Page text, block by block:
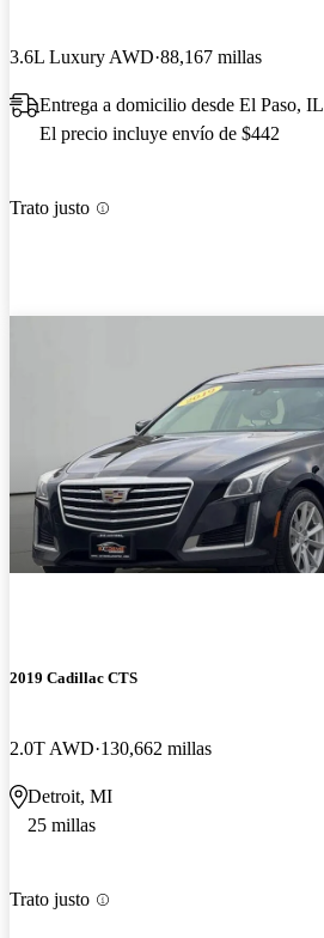
3.6L Luxury AWD 88,167 millas
Entrega a domicilio desde El Paso, IL
El precio incluye envío de $442
Trato justo
2019 Cadillac CTS
2.0T AWD 130,662 millas
Detroit, MI
25 millas
Trato justo